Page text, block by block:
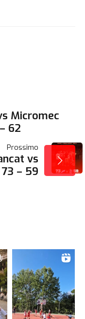
Micromec
62
Prossimo
vs
– 59